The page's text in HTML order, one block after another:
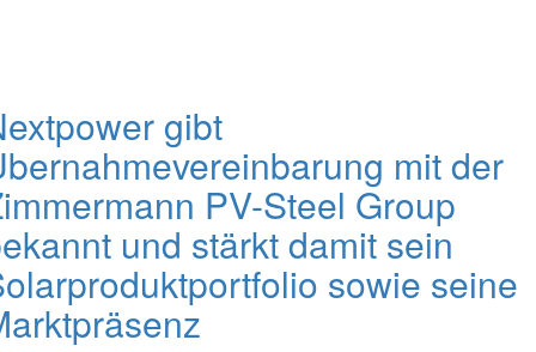
gibt
mit der
PV-Steel Group
und stärkt damit sein
sowie seine